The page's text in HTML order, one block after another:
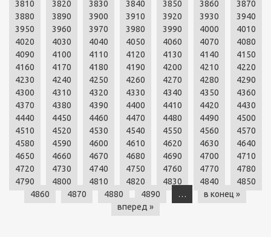
3810
3820 3830 3840 3850 3860
3870
3880
3890 3900 3910 3920 3930
3940
3950
3960 3970 3980 3990 4000
4010
4020
4030 4040 4050 4060 4070
4080
4090
4100 4110 4120 4130 4140
4150
4160
4170 4180 4190 4200 4210
4220
4230
4240 4250 4260 4270 4280
4290
4300
4310 4320 4330 4340 4350
4360
4370
4380 4390 4400 4410 4420
4430
4440
4450 4460 4470 4480 4490
4500
4510
4520 4530 4540 4550 4560
4570
4580
4590 4600 4610 4620 4630
4640
4650
4660 4670 4680 4690 4700
4710
4720
4730 4740 4750 4760 4770
4780
4790
4800 4810 4820 4830 4840
4850
4860
4870 4880 4890 …
в конец »
вперед »